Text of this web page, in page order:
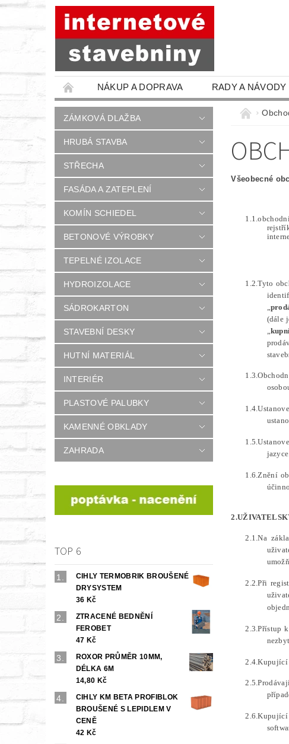
NÁKUP A DOPRAVA RADY A NÁVODY
ZÁMKOVÁ DLAŽBA
HRUBÁ STAVBA
STŘECHA
FASÁDA A ZATEPLENÍ
KOMÍN SCHIEDEL
BETONOVÉ VÝROBKY
TEPELNÉ IZOLACE
HYDROIZOLACE
SÁDROKARTON
STAVEBNÍ DESKY
HUTNÍ MATERIÁL
INTERIÉR
PLASTOVÉ PALUBKY
KAMENNÉ OBKLADY
ZAHRADA
TOP 6
CIHLY TERMOBRIK BROUŠENÉ
DRYSYSTEM
36 Kč
ZTRACENÉ BEDNĚNÍ
FEROBET
47 Kč
ROXOR PRŮMĚR 10MM,
DÉLKA 6M
14,80 Kč
CIHLY KM BETA PROFIBLOK
BROUŠENÉ S LEPIDLEM V
CENĚ
42 Kč
Všeobecné
1.2.Tyto
(dále
1.6.Znění
2.1.Na
2.2.Při
2.3.Přístup
2.4.Kupující
2.6.Kupující